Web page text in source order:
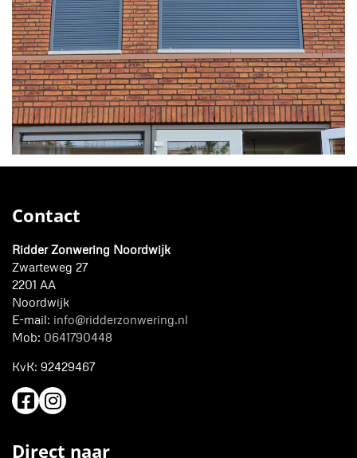
Contact
Ridder Zonwering Noordwijk
Zwarteweg 27
2201 AA
Noordwijk
E-mail: info@ridderzonwering.nl
Mob: 0641790448
KvK: 92429467
Direct naar